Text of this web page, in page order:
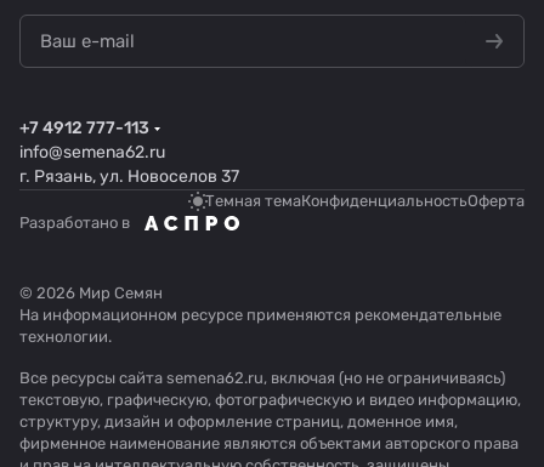
+7 4912 777-113
info@semena62.ru
г. Рязань, ул. Новоселов 37
Темная темаКонфиденциальностьОферта
Разработано в
© 2026 Мир Семян
На информационном ресурсе применяются рекомендательные
технологии.
Все ресурсы сайта semena62.ru, включая (но не ограничиваясь)
текстовую, графическую, фотографическую и видео информацию,
структуру, дизайн и оформление страниц, доменное имя,
фирменное наименование являются объектами авторского права